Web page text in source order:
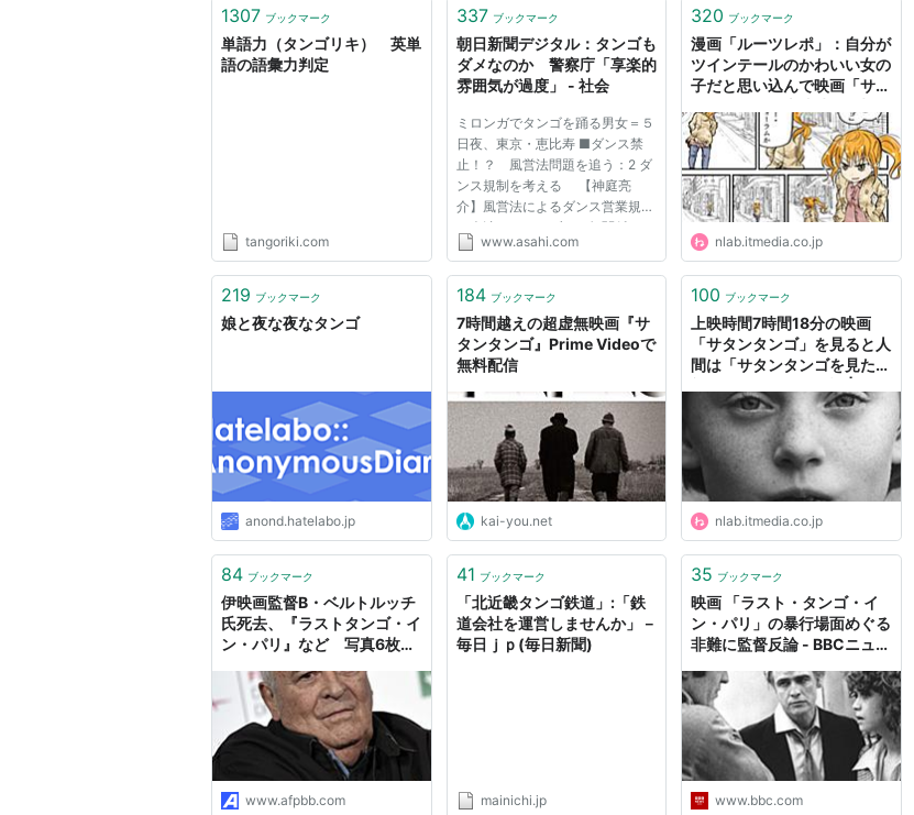
1307 ブックマーク
単語力（タンゴリキ） 英単
語の語彙力判定
tangoriki.com
337 ブックマーク
朝日新聞デジタル：タンゴも
ダメなのか 警察庁「享楽的
雰囲気が過度」 - 社会
ミロンガでタンゴを踊る男女＝５
日夜、東京・恵比寿 ■ダンス禁
止！？ 風営法問題を追う：2 ダ
ンス規制を考える 【神庭亮
介】風営法によるダンス営業規制
の余波は、クラブとは無関係のペ
アダンスの世界にも及んでいる。
や、公共施設がお年寄りの社交ダ
よう...
www.asahi.com
320 ブックマーク
漫画「ルーツレポ」：自分が
ツインテールのかわいい女の
子だと思い込んで映画「サタ
18分）の取材をレポートす
る（1/2） | ねとらぼ
nlab.itmedia.co.jp
219 ブックマーク
娘と夜な夜なタンゴ
anond.hatelabo.jp
184 ブックマーク
7時間越えの超虚無映画『サ
タンタンゴ』Prime Videoで
無料配信
kai-you.net
100 ブックマーク
上映時間7時間18分の映画
「サタンタンゴ」を見ると人
間は「サタンタンゴを見た状
らぼ
nlab.itmedia.co.jp
84 ブックマーク
伊映画監督B・ベルトルッチ
氏死去、『ラストタンゴ・イ
ン・パリ』など 写真6枚
News
www.afpbb.com
41 ブックマーク
「北近畿タンゴ鉄道」:「鉄
道会社を運営しませんか」－
毎日ｊｐ(毎日新聞)
mainichi.jp
35 ブックマーク
映画 「ラスト・タンゴ・イ
ン・パリ」の暴行場面めぐる
非難に監督反論 - BBCニュー
www.bbc.com